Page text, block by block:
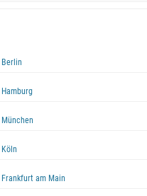
Berlin
Hamburg
München
Köln
Frankfurt am Main